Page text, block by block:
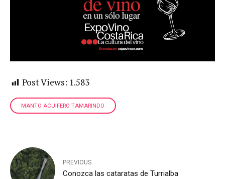
Post Views: 1.583
MANTO ACUIFERO TAMARINDO
PREVIOUS
Conozca las cataratas de Turrialba